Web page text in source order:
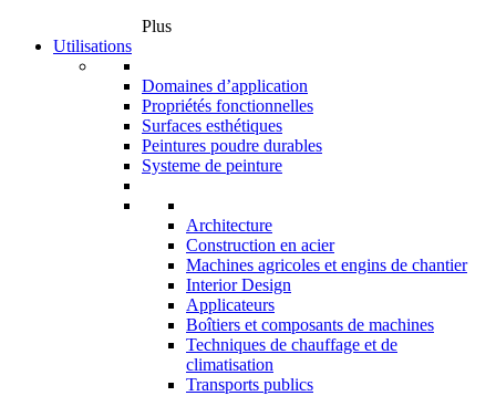
Plus
Utilisations
Domaines d’application
Propriétés fonctionnelles
Surfaces esthétiques
Peintures poudre durables
Systeme de peinture
Architecture
Construction en acier
Machines agricoles et engins de chantier
Interior Design
Applicateurs
Boîtiers et composants de machines
Techniques de chauffage et de
climatisation
Transports publics